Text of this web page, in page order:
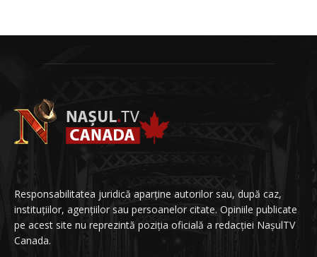
Responsabilitatea juridică aparține autorilor sau, după caz,
instituțiilor, agențiilor sau persoanelor citate. Opiniile publicate
pe acest site nu reprezintă poziția oficială a redacției NașulTV
Canada.